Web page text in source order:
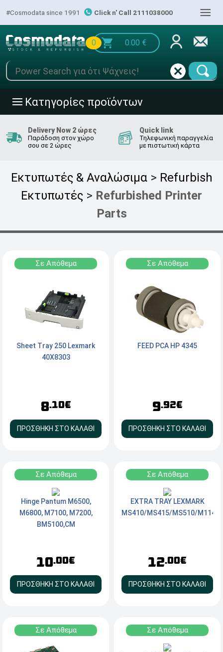
#Cosmodata since 1991 Click n' Call 2111038000 |||
0 0.00 €
||| Κατηγορίες προϊόντων
Delivery Now 2 ώρες
Παράδοση στον χώρο
σου σε 2 ώρες
Quick link
Τηλεφωνική παραγγελία
με πιστωτική κάρτα
Εκτυπωτές & Αναλώσιμα> Refurbish
Εκτυπωτές > Refurbished Printer
Parts
Σε Απόθεμα
Sheet Tray 250 Lexmark
40X8303
8.10€
ΠΡΟΣΘΗΚΗ ΣΤΟ ΚΑΛΑΘΙ
Σε Απόθεμα
FEED PCA HP 4345
9.92€
ΠΡΟΣΘΗΚΗ ΣΤΟ ΚΑΛΑΘΙ
Σε Απόθεμα
Hinge Pantum M6500,
M6800, M7100, M7200,
BM5100,CM
10.00€
ΠΡΟΣΘΗΚΗ ΣΤΟ ΚΑΛΑΘΙ
Σε Απόθεμα
EXTRA TRAY LEXMARK
MS410/MS415/MS510/M1145
12.00€
ΠΡΟΣΘΗΚΗ ΣΤΟ ΚΑΛΑΘΙ
Σε Απόθεμα Σε Απόθεμα